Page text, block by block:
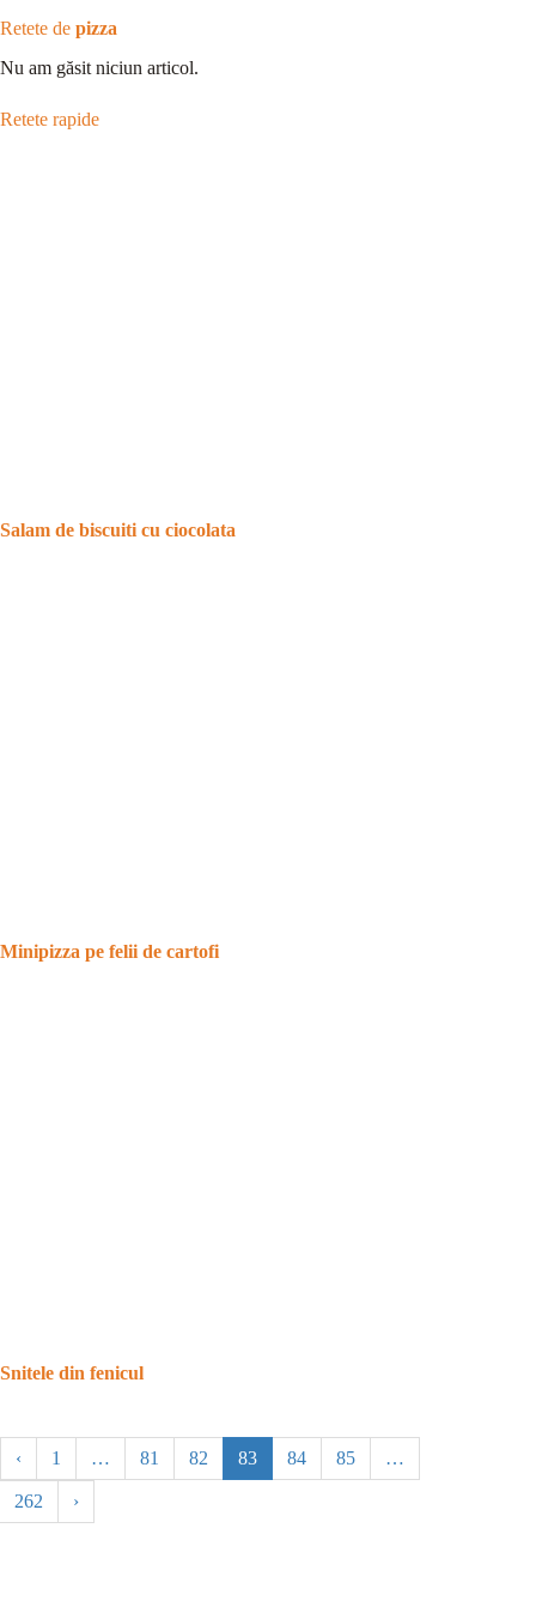
Retete de pizza
Nu am găsit niciun articol.
Retete rapide
Salam de biscuiti cu ciocolata
Minipizza pe felii de cartofi
Snitele din fenicul
‹ 1 … 81 82 83 84 85 …
262 ›